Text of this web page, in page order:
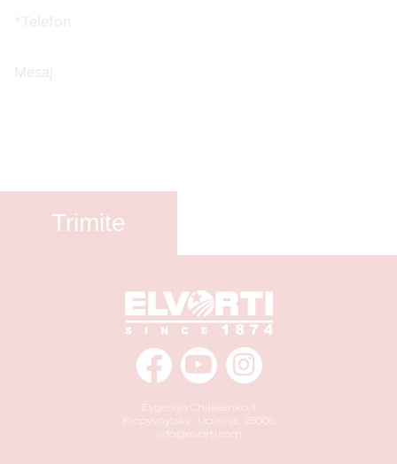
Trimite
Evgeniya Chikalenko, 1
Kropyvnytsky
Ucraina
25006
info@elvorti.com